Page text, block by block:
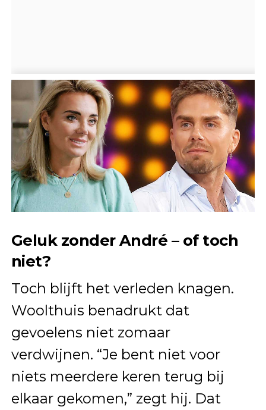
Geluk zonder André – of toch
niet?
Toch blijft het verleden knagen.
Woolthuis benadrukt dat
gevoelens niet zomaar
verdwijnen. “Je bent niet voor
niets meerdere keren terug bij
elkaar gekomen,” zegt hij. Dat